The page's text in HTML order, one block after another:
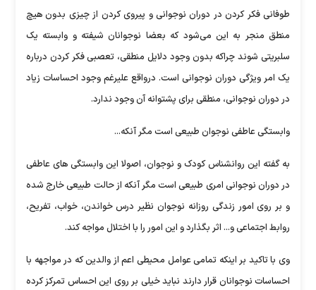
طوفانی فکر کردن در دوران نوجوانی و پیروی کردن از چیزی بدون هیچ
منطق منجر به این می‌شود که بعضا نوجوانان شیفته و وابسته یک
سلبریتی شوند چراکه بدون وجود دلایل منطقی، تعصبی فکر کردن درباره
یک امر ویژگی دوران نوجوانی است. درواقع علیرغم وجود احساسات زیاد
در دوران نوجوانی، منطقی برای پشتوانه آن وجود ندارد.
وابستگی عاطفی نوجوان طبیعی است مگر آنکه...
به گفته این روانشناس کودک و نوجوان، اصولا این وابستگی های عاطفی
در دوران نوجوانی امری طبیعی است مگر آنکه از حالت طبیعی خارج شده
و بر روی امور زندگی روزانه نوجوان نظیر درس خواندن، خواب، تفریح،
روابط اجتماعی و... اثر بگذارد و این امور را با اختلال مواجه کند.
وی با تاکید بر اینکه تمامی عوامل محیطی اعم از والدین که در مواجهه با
احساسات نوجوانان قرار دارند نباید خیلی بر روی این احساس تمرکز کرده